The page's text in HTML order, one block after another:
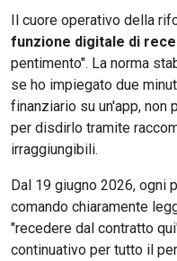
Il cuore operativo della
funzione digitale di
pentimento". La norma
se ho impiegato due
finanziario su un'app,
per disdirlo tramite
irraggiungibili.
Dal 19 giugno 2026, ogni
comando chiaramente
"recedere dal contratto
continuativo per tutto il